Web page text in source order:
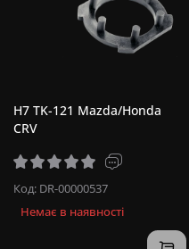
H7 TK-121 Mazda/Honda
CRV
Код: DR-00000537
Немає в наявності